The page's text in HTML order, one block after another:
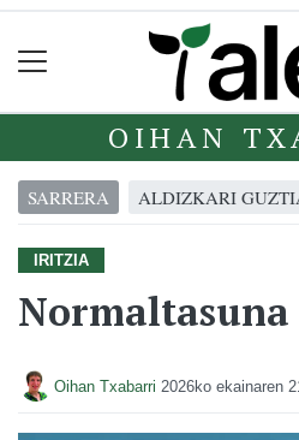
OIHAN
SARRERA ALDIZKARI
IRITZIA
Normaltasuna
Oihan Txabarri 2026ko ekainaren